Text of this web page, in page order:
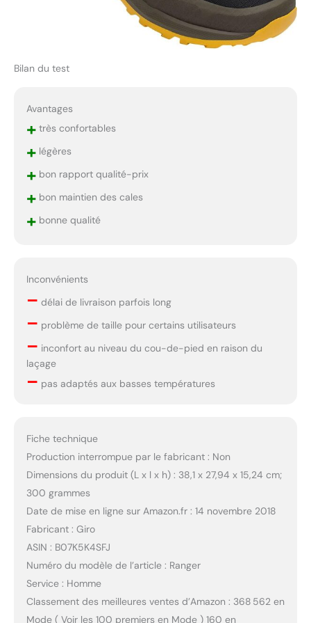
Bilan du test
Avantages
+très confortables
+légères
+bon rapport qualité-prix
+bon maintien des cales
+bonne qualité
Inconvénients
– délai de livraison parfois long
– problème de taille pour certains utilisateurs
– inconfort au niveau du cou-de-pied en raison du
laçage
– pas adaptés aux basses températures
Fiche technique
Production interrompue par le fabricant : Non
Dimensions du produit (L x l x h) : 38,1 x 27,94 x 15,24 cm;
300 grammes
Date de mise en ligne sur Amazon.fr : 14 novembre 2018
Fabricant : Giro
ASIN : B07K5K4SFJ
Numéro du modèle de l’article : Ranger
Service : Homme
Classement des meilleures ventes d’Amazon : 368 562 en
Mode ( Voir les 100 premiers en Mode ) 160 en